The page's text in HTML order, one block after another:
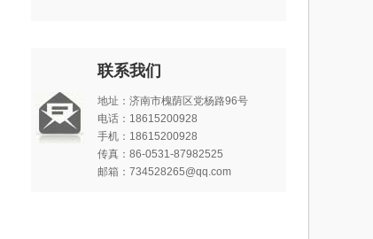
联系我们
地址：济南市槐荫区党杨路96号
电话：18615200928
手机：18615200928
传真：86-0531-87982525
邮箱：734528265@qq.com